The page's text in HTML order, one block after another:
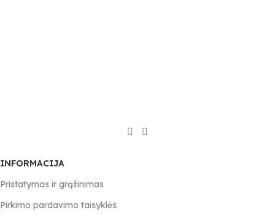
INFORMACIJA
Pristatymas ir grąžinimas
Pirkimo pardavimo taisyklės